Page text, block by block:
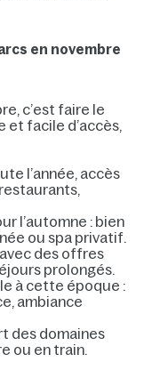
en novembre
c’est faire le
et facile d’accès,
l’année, accès
l’automne : bien
ou spa privatif.
des offres
prolongés.
à cette époque :
ambiance
des domaines
ou en train.